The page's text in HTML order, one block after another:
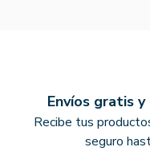
Envíos gratis
Recibe tus
seguro